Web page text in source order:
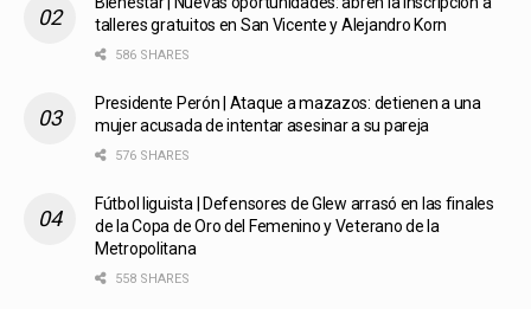
talleres gratuitos en San Vicente y Alejandro Korn
586 SHARES
Presidente Perón | Ataque a mazazos: detienen a una
mujer acusada de intentar asesinar a su pareja
576 SHARES
Fútbol liguista | Defensores de Glew arrasó en las finales
de la Copa de Oro del Femenino y Veterano de la
Metropolitana
558 SHARES